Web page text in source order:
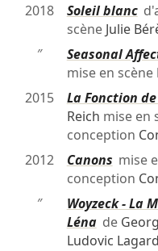
2018
Soleil blanc
scène Julie
″
Seasonal
mise en scène
2015
La Fonction
Reich mise en
conception
2012
Canons mise
conception
″
Woyzeck - La
Lénade
Ludovic